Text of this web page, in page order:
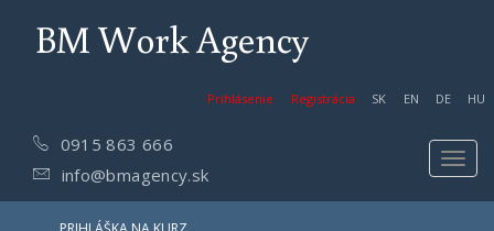
BM Work Agency
Prihlásenie Registrácia SK EN DE HU
0915 863 666
info@bmagency.sk